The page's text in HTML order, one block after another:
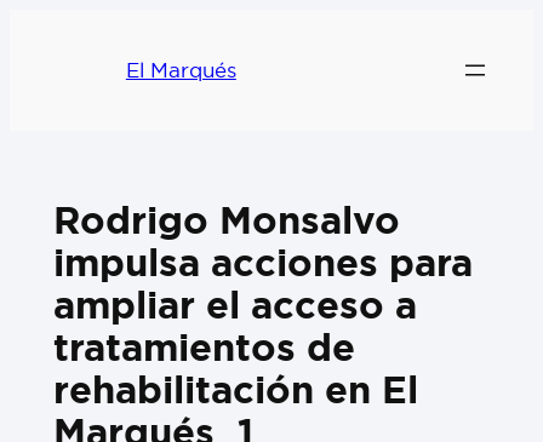
El Marqués
Rodrigo Monsalvo
impulsa acciones para
ampliar el acceso a
tratamientos de
rehabilitación en El
Marqués_1